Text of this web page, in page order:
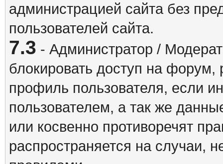
администрацией сайта без
пользователей сайта.
7.3 - Администратор /
блокировать доступ на форум,
профиль пользователя, если
пользователем, а так же
или косвенно противоречят
распространяется на случаи,